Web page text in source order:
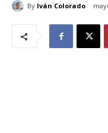
By Iván Colorado